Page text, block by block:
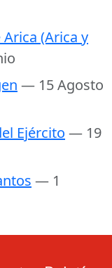
(Arica y
— 15 Agosto
Ejército — 19
— 1